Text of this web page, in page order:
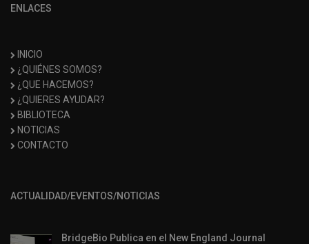
ENLACES
INICIO
¿QUIÉNES SOMOS?
¿QUE HACEMOS?
¿QUIERES AYUDAR?
BIBLIOTECA
NOTICIAS
CONTACTO
ACTUALIDAD/EVENTOS/NOTICIAS
BridgeBio Publica en el New England Journal